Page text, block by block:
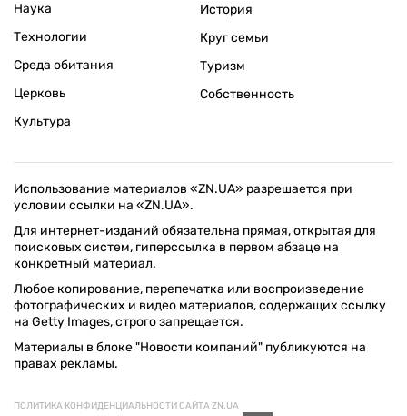
Наука
Технологии
Среда обитания
Церковь
Культура
История
Круг семьи
Туризм
Собственность
Использование материалов «ZN.UA» разрешается при
условии ссылки на «ZN.UA».
Для интернет-изданий обязательна прямая, открытая для
поисковых систем, гиперссылка в первом абзаце на
конкретный материал.
Любое копирование, перепечатка или воспроизведение
фотографических и видео материалов, содержащих ссылку
на Getty Images, строго запрещается.
Материалы в блоке "Новости компаний" публикуются на
правах рекламы.
ПОЛИТИКА КОНФИДЕНЦИАЛЬНОСТИ САЙТА ZN.UA